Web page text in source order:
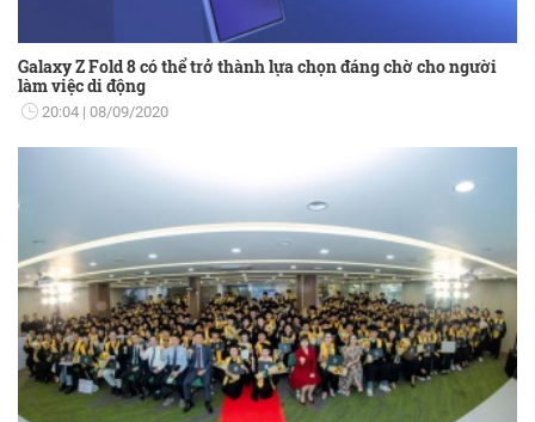
Galaxy Z Fold 8 có thể trở thành lựa chọn đáng chờ cho người
làm việc di động
20:04 08/09/2020